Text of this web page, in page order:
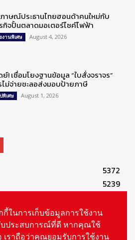
าษณ์ประธานไทยฮอนด้าคนใหม่กับ
กิจปั้นตลาดมอเตอร์ไซค์ไฟฟ้า
งานพิเศษ August 4, 2026
ย์! เชื่อมโยงฐานข้อมูล “ใบสั่งจราจร”
ไม่จ่ายชะลอส่งมอบป้ายภาษี
พิเศษ August 1, 2026
5372
5239
กี้ในการเก็บข้อมูลการใช้งาน
ประสบการณ์ที่ดี หากคุณใช้
เราถือว่าคุณยอมรับการใช้งาน